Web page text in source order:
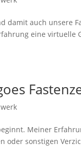
damit auch unsere
eine virtuelle
Meiner
oder sonstigen